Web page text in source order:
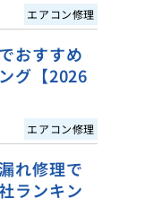
エアコン修理
おすすめ
グ【2026
エアコン修理
れ修理で
ランキン